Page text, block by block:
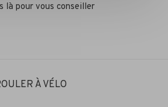
là pour vous conseiller
À VÉLO